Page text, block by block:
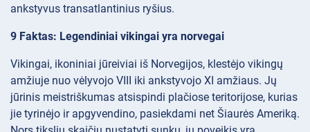
ankstyvus transatlantinius ryšius.
9 Faktas: Legendiniai vikingai yra norvegai
Vikingai, ikoniniai jūreiviai iš Norvegijos, klestėjo vikingų
amžiuje nuo vėlyvojo VIII iki ankstyvojo XI amžiaus. Jų
jūrinis meistriškumas atsispindi plačiose teritorijose, kurias
jie tyrinėjo ir apgyvendino, pasiekdami net Šiaurės Ameriką.